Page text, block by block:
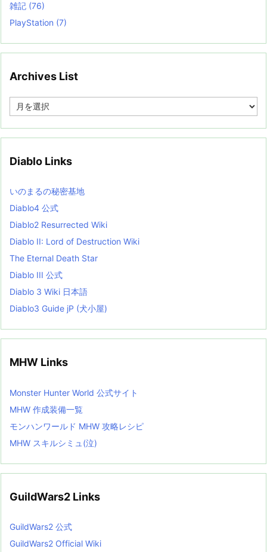
雑記 (76)
PlayStation (7)
Archives List
e
i
s
t
Diablo Links
いのまるの秘密基地
Diablo4 公式
Diablo2 Resurrected Wiki
Diablo II: Lord of Destruction Wiki
The Eternal Death Star
Diablo III 公式
Diablo 3 Wiki 日本語
Diablo3 Guide jP (犬小屋)
MHW Links
Monster Hunter World 公式サイト
MHW 作成装備一覧
モンハンワールド MHW 攻略レシピ
MHW スキルシミュ(泣)
GuildWars2 Links
GuildWars2 公式
GuildWars2 Official Wiki